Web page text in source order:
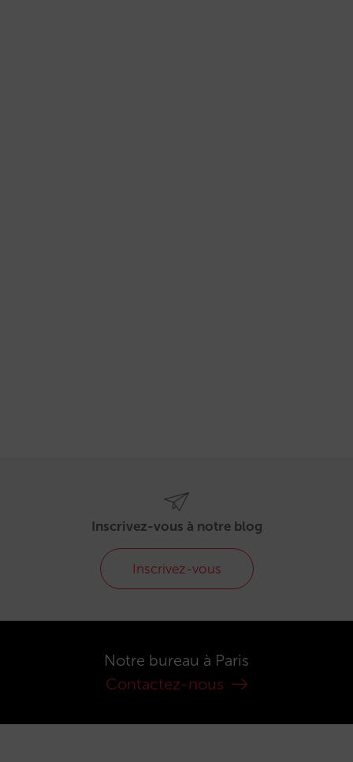
Inscrivez-vous à notre blog
Inscrivez-vous
Notre bureau à Paris
Contactez-nous